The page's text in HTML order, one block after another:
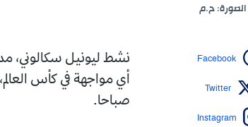
الصورة: ح.م
نشط ليونيل سكالوني،
أي مواجهة في كأس
صباحا.
Facebook
Twitter
Instagram